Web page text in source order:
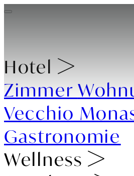
Hotel
Zimmer
Vecchio
Gastronomie
Wellness